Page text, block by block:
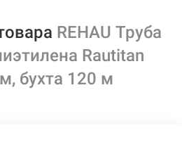
REHAU Труба
Rautitan
бухта 120 м